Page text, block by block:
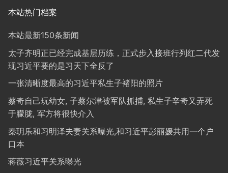
本站热门档案
本站最新150条新闻
太子齐明正已经完成基层历练，正式步入接班行列红二代发
现习近平要的是习天下全反了
一张清晰度最高的习近平私生子褚阳的照片
蔡奇自己玩幼女, 子蔡尔津被军队抓捕, 私生子辛奇又弄死
于朦胧, 军方将很快介入
秦玥乐和习明泽夫妻关系曝光,和习近平彭丽媛共用一个户
口本
蒋薇习近平关系曝光